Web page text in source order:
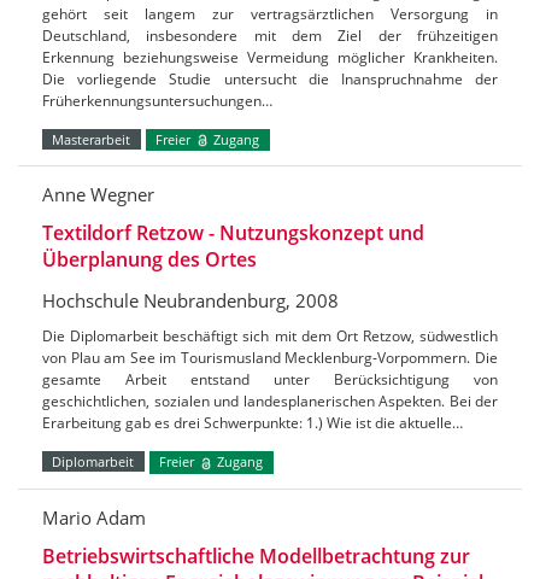
gehört seit langem zur vertragsärztlichen Versorgung in
Deutschland, insbesondere mit dem Ziel der frühzeitigen
Erkennung beziehungsweise Vermeidung möglicher Krankheiten.
Die vorliegende Studie untersucht die Inanspruchnahme der
Früherkennungsuntersuchungen…
Masterarbeit Freier Zugang
Anne Wegner
Textildorf Retzow - Nutzungskonzept und
Überplanung des Ortes
Hochschule Neubrandenburg, 2008
Die Diplomarbeit beschäftigt sich mit dem Ort Retzow, südwestlich
von Plau am See im Tourismusland Mecklenburg-Vorpommern. Die
gesamte Arbeit entstand unter Berücksichtigung von
geschichtlichen, sozialen und landesplanerischen Aspekten. Bei der
Erarbeitung gab es drei Schwerpunkte: 1.) Wie ist die aktuelle…
Diplomarbeit Freier Zugang
Mario Adam
Betriebswirtschaftliche Modellbetrachtung zur